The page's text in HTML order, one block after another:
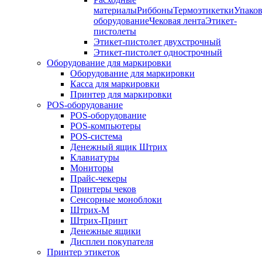
оборудованиеЧековая лентаЭтикет-
пистолеты
Этикет-пистолет двухстрочный
Этикет-пистолет однострочный
Оборудование для маркировки
Оборудование для маркировки
Касса для маркировки
Принтер для маркировки
POS-оборудование
POS-оборудование
POS-компьютеры
POS-система
Денежный ящик Штрих
Клавиатуры
Мониторы
Прайс-чекеры
Принтеры чеков
Сенсорные моноблоки
Штрих-М
Штрих-Принт
Денежные ящики
Дисплеи покупателя
Принтер этикеток